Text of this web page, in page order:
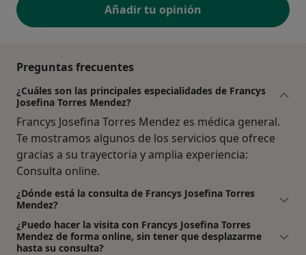
Añadir tu opinión
Preguntas frecuentes
¿Cuáles son las principales especialidades de Francys
Josefina Torres Mendez?
Francys Josefina Torres Mendez es médica general.
Te mostramos algunos de los servicios que ofrece
gracias a su trayectoria y amplia experiencia:
Consulta online.
¿Dónde está la consulta de Francys Josefina Torres
Mendez?
¿Puedo hacer la visita con Francys Josefina Torres
Mendez de forma online, sin tener que desplazarme
hasta su consulta?